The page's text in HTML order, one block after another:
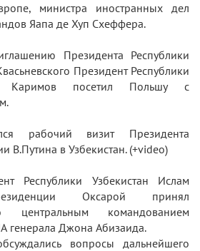
министра иностранных дел
Яапа де Хуп Схеффера.
Президента Республики
Президент Республики
Каримов посетил Польшу с
рабочий визит Президента
В.Путина в Узбекистан. (+video)
Республики Узбекистан Ислам
Оксарой принял
центральным командованием
генерала Джона Абизаида.
вопросы дальнейшего